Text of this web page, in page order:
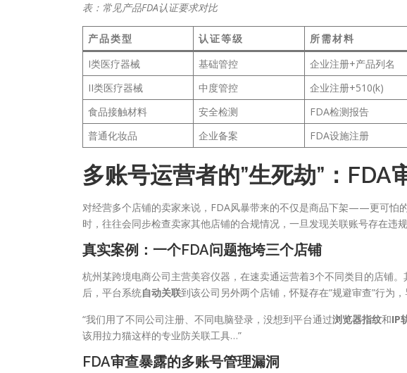
表：常见产品FDA认证要求对比
产品类型 认证等级 所需材料
I类医疗器械
基础管控 企业注册+产品列名
II类医疗器械
中度管控 企业注册+510(k)
食品接触材料
安全检测 FDA检测报告
普通化妆品
企业备案 FDA设施注册
多账号运营者的”生死劫”：FDA
对经营多个店铺的卖家来说，FDA风暴带来的不仅是商品下架——更可怕
时，往往会同步检查卖家其他店铺的合规情况，一旦发现关联账号存在违规
真实案例：一个FDA问题拖垮三个店铺
杭州某跨境电商公司主营美容仪器，在速卖通运营着3个不同类目的店铺
后，平台系统自动关联到该公司另外两个店铺，怀疑存在”规避审查”行为，
“我们用了不同公司注册、不同电脑登录，没想到平台通过浏览器指纹和IP
该用拉力猫这样的专业防关联工具…”
FDA审查暴露的多账号管理漏洞